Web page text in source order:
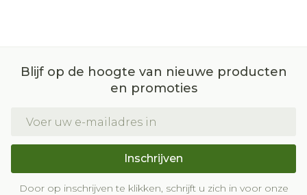
Blijf op de hoogte van nieuwe producten
en promoties
Inschrijven
Door op inschrijven te klikken, schrijft u zich in voor onze